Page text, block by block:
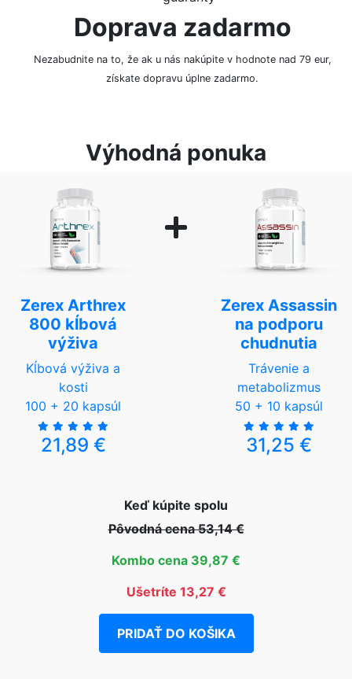
Doprava zadarmo
Nezabudnite na to, že ak u nás nakúpite v hodnote nad 79 eur,
získate dopravu úplne zadarmo.
Výhodná ponuka
Zerex Arthrex
800 kĺbová
výživa
Kĺbová výživa a
kosti
100 + 20 kapsúl
21,89 €
Zerex Assassin
na podporu
chudnutia
Trávenie a
metabolizmus
50 + 10 kapsúl
31,25 €
Keď kúpite spolu
Pôvodná cena 53,14 €
Kombo cena 39,87 €
Ušetríte 13,27 €
PRIDAŤ DO KOŠIKA